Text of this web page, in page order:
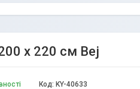
х 220 см Bej
Код: KY-40633